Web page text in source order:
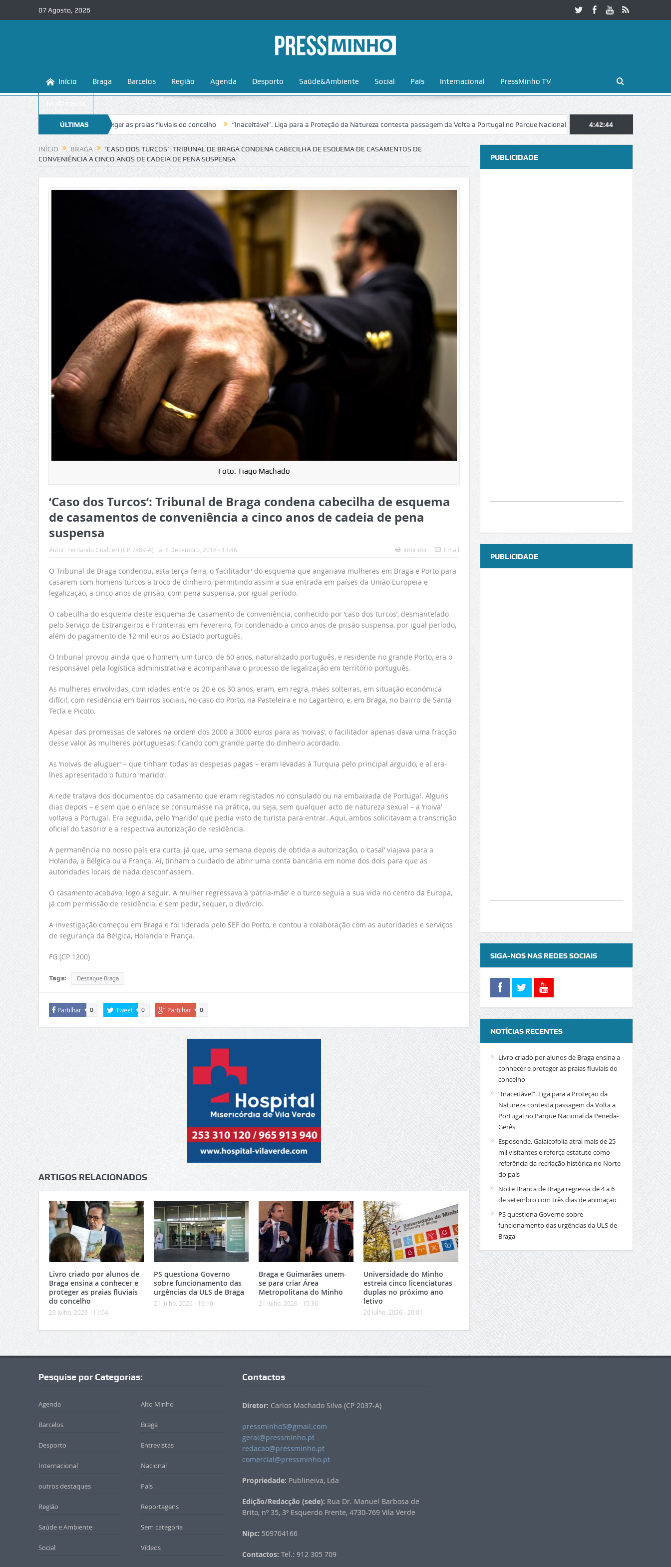
07 Agosto, 2026
Início Braga Barcelos Região Agenda Desporto Saúde&Ambiente Social País Internacional PressMinho TV
Multimédia
ÚLTIMAS
NOTÍCIAS
a conhecer e proteger as praias fluviais do concelho “Inaceitável”. Liga para a Proteção da Natureza contesta passagem da Volta a Portugal no Parque Nacional da Peneda-Gerês Esposende.
4:42:45
INÍCIO BRAGA
‘CASO DOS TURCOS’: TRIBUNAL DE BRAGA CONDENA CABECILHA DE ESQUEMA DE CASAMENTOS DE
CONVENIÊNCIA A CINCO ANOS DE CADEIA DE PENA SUSPENSA
Foto: Tiago Machado
‘Caso dos Turcos’: Tribunal de Braga condena cabecilha de esquema
de casamentos de conveniência a cinco anos de cadeia de pena
suspensa
Autor: Fernando Gualtieri (CP 7889-A) a: 6 Dezembro, 2016 - 13:46 Imprimir Email
O Tribunal de Braga condenou, esta terça-feira, o ‘facilitador’ do esquema que angariava mulheres em Braga e Porto para
casarem com homens turcos a troco de dinheiro, permitindo assim a sua entrada em países da União Europeia e
legalização, a cinco anos de prisão, com pena suspensa, por igual período.
O cabecilha do esquema deste esquema de casamento de conveniência, conhecido por ‘caso dos turcos’, desmantelado
pelo Serviço de Estrangeiros e Fronteiras em Fevereiro, foi condenado a cinco anos de prisão suspensa, por igual período,
além do pagamento de 12 mil euros ao Estado português.
O tribunal provou ainda que o homem, um turco, de 60 anos, naturalizado português, e residente no grande Porto, era o
responsável pela logística administrativa e acompanhava o processo de legalização em território português.
As mulheres envolvidas, com idades entre os 20 e os 30 anos, eram, em regra, mães solteiras, em situação económica
difícil, com residência em bairros sociais, no caso do Porto, na Pasteleira e no Lagarteiro, e, em Braga, no bairro de Santa
Tecla e Picoto.
Apesar das promessas de valores na ordem dos 2000 a 3000 euros para as ‘noivas’, o facilitador apenas dava uma fracção
desse valor às mulheres portuguesas, ficando com grande parte do dinheiro acordado.
As ‘noivas de aluguer’ – que tinham todas as despesas pagas – eram levadas à Turquia pelo principal arguido, e aí era-
lhes apresentado o futuro ‘marido’.
A rede tratava dos documentos do casamento que eram registados no consulado ou na embaixada de Portugal. Alguns
dias depois – e sem que o enlace se consumasse na prática, ou seja, sem qualquer acto de natureza sexual – a ‘noiva’
voltava a Portugal. Era seguida, pelo ‘marido’ que pedia visto de turista para entrar. Aqui, ambos solicitavam a transcrição
oficial do ‘casório’ e a respectiva autorização de residência.
A permanência no nosso país era curta, já que, uma semana depois de obtida a autorização, o ‘casal’ viajava para a
Holanda, a Bélgica ou a França. Aí, tinham o cuidado de abrir uma conta bancária em nome dos dois para que as
autoridades locais de nada desconfiassem.
O casamento acabava, logo a seguir. A mulher regressava à ‘pátria-mãe’ e o turco seguia a sua vida no centro da Europa,
já com permissão de residência, e sem pedir, sequer, o divórcio.
A investigação começou em Braga e foi liderada pelo SEF do Porto, e contou a colaboração com as autoridades e serviços
de segurança da Bélgica, Holanda e França.
FG (CP 1200)
Tags: Destaque Braga
Partilhar 0 Tweet 0 Partilhar 0
ARTIGOS RELACIONADOS
Livro criado por alunos de
Braga ensina a conhecer e
proteger as praias fluviais
do concelho
23 Julho, 2026 - 11:04
PS questiona Governo
sobre funcionamento das
urgências da ULS de Braga
21 Julho, 2026 - 16:10
Braga e Guimarães unem-
se para criar Área
Metropolitana do Minho
21 Julho, 2026 - 15:36
Universidade do Minho
estreia cinco licenciaturas
duplas no próximo ano
letivo
20 Julho, 2026 - 20:01
PUBLICIDADE
PUBLICIDADE
SIGA-NOS NAS REDES SOCIAIS
NOTÍCIAS RECENTES
Livro criado por alunos de Braga ensina a
conhecer e proteger as praias fluviais do
concelho
“Inaceitável”. Liga para a Proteção da
Natureza contesta passagem da Volta a
Portugal no Parque Nacional da Peneda-
Gerês
Esposende. Galaicofolia atrai mais de 25
mil visitantes e reforça estatuto como
referência da recriação histórica no Norte
do país
Noite Branca de Braga regressa de 4 a 6
de setembro com três dias de animação
PS questiona Governo sobre
funcionamento das urgências da ULS de
Braga
Pesquise por Categorias:
Agenda Alto Minho
Barcelos Braga
Desporto Entrevistas
Internacional Nacional
outros destaques País
Região Reportagens
Saúde e Ambiente Sem categoria
Social Vídeos
Contactos
Diretor: Carlos Machado Silva (CP 2037-A)
pressminho5@gmail.com
geral@pressminho.pt
redacao@pressminho.pt
comercial@pressminho.pt
Propriedade: Publineiva, Lda
Edição/Redacção (sede): Rua Dr. Manuel Barbosa de
Brito, nº 35, 3º Esquerdo Frente, 4730-769 Vila Verde
Nipc: 509704166
Contactos: Tel.: 912 305 709